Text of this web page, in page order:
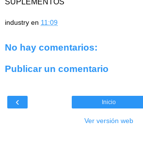
industry en 11:09
No hay comentarios:
Publicar un comentario
‹ Inicio
Ver versión web